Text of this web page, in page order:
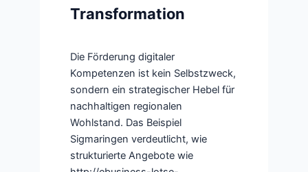
Transformation
Die Förderung digitaler
Kompetenzen ist kein Selbstzweck,
sondern ein strategischer Hebel für
nachhaltigen regionalen
Wohlstand. Das Beispiel
Sigmaringen verdeutlicht, wie
strukturierte Angebote wie